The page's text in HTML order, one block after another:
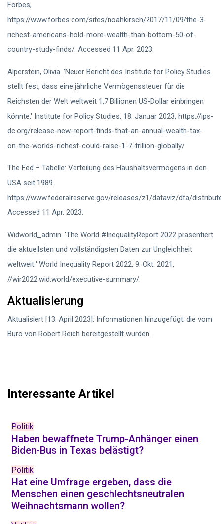
Forbes,
https://www.forbes.com/sites/noahkirsch/2017/11/09/the-3-
richest-americans-hold-more-wealth-than-bottom-50-of-
country-study-finds/. Accessed 11 Apr. 2023.
Alperstein, Olivia. 'Neuer Bericht des Institute for Policy Studies
stellt fest, dass eine jährliche Vermögenssteuer für die
Reichsten der Welt weltweit 1,7 Billionen US-Dollar einbringen
könnte.' Institute for Policy Studies, 18. Januar 2023, https://ips-
dc.org/release-new-report-finds-that-an-annual-wealth-tax-
on-the-worlds-richest-could-raise-1-7-trillion-globally/.
The Fed – Tabelle: Verteilung des Haushaltsvermögens in den
USA seit 1989.
https://www.federalreserve.gov/releases/z1/dataviz/dfa/
Accessed 11 Apr. 2023.
Widworld_admin. 'The World #InequalityReport 2022 präsentiert
die aktuellsten und vollständigsten Daten zur Ungleichheit
weltweit:' World Inequality Report 2022, 9. Okt. 2021,
//wir2022.wid.world/executive-summary/.
Aktualisierung
Aktualisiert [13. April 2023]: Informationen hinzugefügt, die vom
Büro von Robert Reich bereitgestellt wurden.
Interessante Artikel
Politik
Haben bewaffnete Trump-Anhänger einen
Biden-Bus in Texas belästigt?
Politik
Hat eine Umfrage ergeben, dass die
Menschen einen geschlechtsneutralen
Weihnachtsmann wollen?